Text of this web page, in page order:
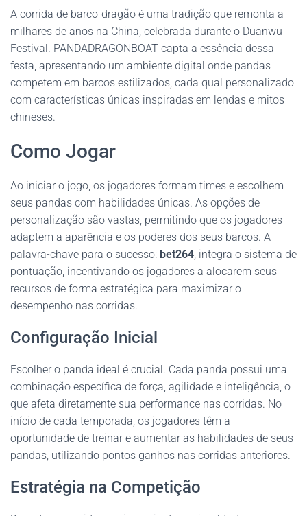
A corrida de barco-dragão é uma tradição que remonta a
milhares de anos na China, celebrada durante o Duanwu
Festival. PANDADRAGONBOAT capta a essência dessa
festa, apresentando um ambiente digital onde pandas
competem em barcos estilizados, cada qual personalizado
com características únicas inspiradas em lendas e mitos
chineses.
Como Jogar
Ao iniciar o jogo, os jogadores formam times e escolhem
seus pandas com habilidades únicas. As opções de
personalização são vastas, permitindo que os jogadores
adaptem a aparência e os poderes dos seus barcos. A
palavra-chave para o sucesso: bet264, integra o sistema de
pontuação, incentivando os jogadores a alocarem seus
recursos de forma estratégica para maximizar o
desempenho nas corridas.
Configuração Inicial
Escolher o panda ideal é crucial. Cada panda possui uma
combinação específica de força, agilidade e inteligência, o
que afeta diretamente sua performance nas corridas. No
início de cada temporada, os jogadores têm a
oportunidade de treinar e aumentar as habilidades de seus
pandas, utilizando pontos ganhos nas corridas anteriores.
Estratégia na Competição